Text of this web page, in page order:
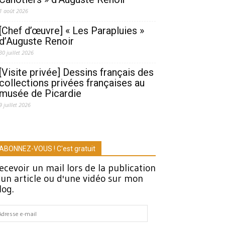
1 août 2026
[Chef d’œuvre] « Les Parapluies »
d’Auguste Renoir
juillet 2026
[Visite privée] Dessins français des
collections privées françaises au
musée de Picardie
juillet 2026
VOUS ! C'est gratuit
un mail lors de la publication
article ou d'une vidéo sur mon